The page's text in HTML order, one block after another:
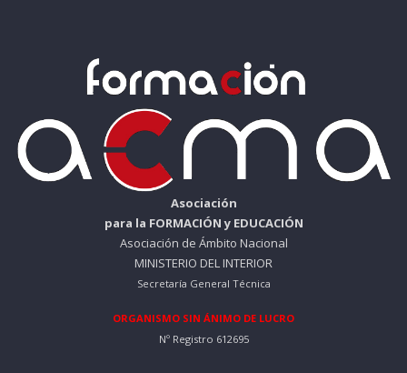
Asociación
para la FORMACIÓN y EDUCACIÓN
Asociación de Ámbito Nacional
MINISTERIO DEL INTERIOR
Secretaría General Técnica
ORGANISMO SIN ÁNIMO DE LUCRO
Nº Registro 612695